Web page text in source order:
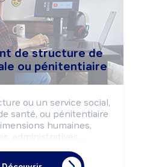
de structure de
ou pénitentiaire
ou un service social,
santé, ou pénitentiaire
humaines,
administratives, ...
des publics (patients,